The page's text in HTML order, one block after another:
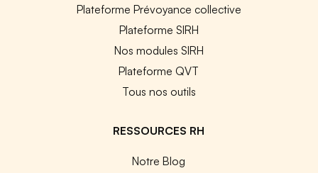
Plateforme Prévoyance collective
Plateforme SIRH
Nos modules SIRH
Plateforme QVT
Tous nos outils
RESSOURCES RH
Notre Blog